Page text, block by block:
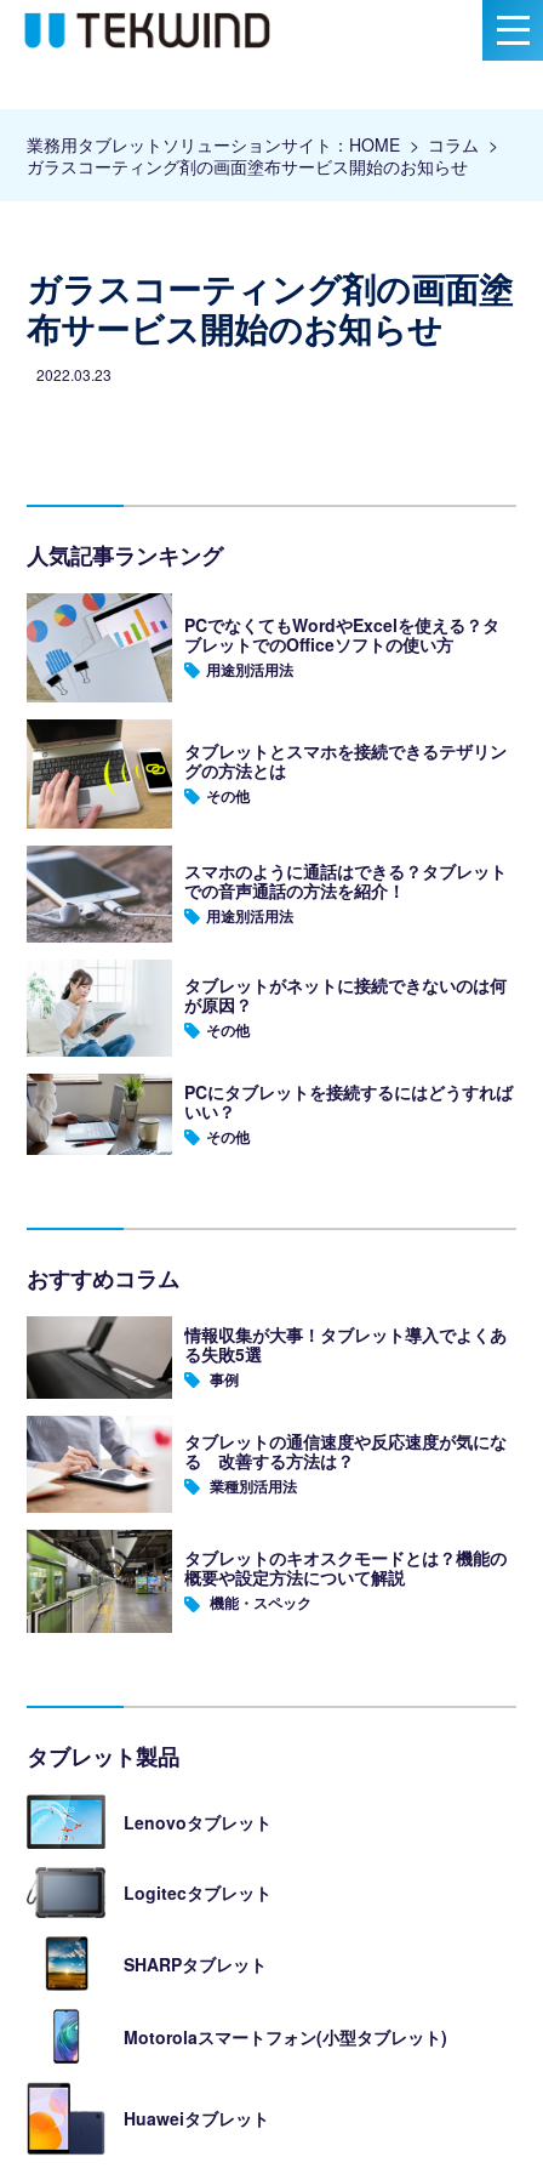
業務用タブレットソリューションサイト：HOME
コラム
ガラスコーティング剤の画面塗布サービス開始のお知らせ
ガラスコーティング剤の画面塗
布サービス開始のお知らせ
2022.03.23
人気記事ランキング
PCでなくてもWordやExcelを使える？タ
ブレットでのOfficeソフトの使い方
用途別活用法
タブレットとスマホを接続できるテザリン
グの方法とは
その他
スマホのように通話はできる？タブレット
での音声通話の方法を紹介！
用途別活用法
タブレットがネットに接続できないのは何
が原因？
その他
PCにタブレットを接続するにはどうすれば
いい？
その他
おすすめコラム
情報収集が大事！タブレット導入でよくあ
る失敗5選
事例
タブレットの通信速度や反応速度が気にな
る 改善する方法は？
業種別活用法
タブレットのキオスクモードとは？機能の
概要や設定方法について解説
機能・スペック
タブレット製品
Lenovoタブレット
Logitecタブレット
SHARPタブレット
Motorolaスマートフォン(小型タブレット)
Huaweiタブレット